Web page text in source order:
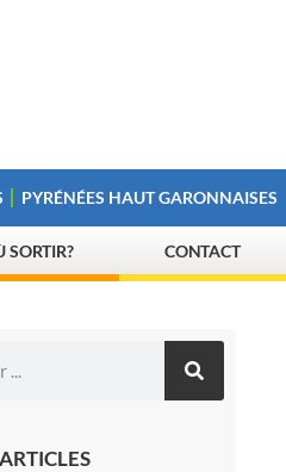
PYRÉNÉES HAUT GARONNAISES
SORTIR? CONTACT